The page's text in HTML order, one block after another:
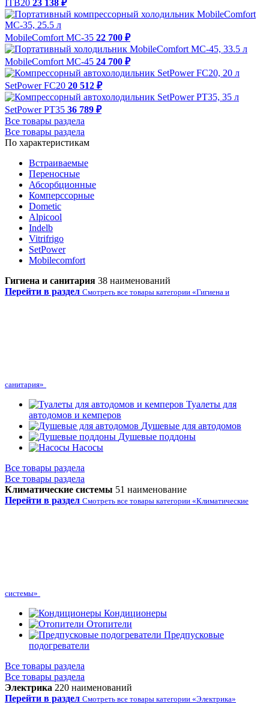
ITB20 23 138 ₽
MobileComfort MC-35 22 700 ₽
MobileComfort MC-45 24 700 ₽
SetPower FC20 20 512 ₽
SetPower PT35 36 789 ₽
Все товары раздела
Все товары раздела
По характеристикам
Встраиваемые
Переносные
Абсорбционные
Комперссорные
Dometic
Alpicool
Indelb
Vitrifrigo
SetPower
Mobilecomfort
Гигиена и санитария 38 наименований
Перейти в раздел Смотреть все товары категории «Гигиена и
санитария»
Туалеты для
автодомов и кемперов
Душевые для автодомов
Душевые поддоны
Насосы
Все товары раздела
Все товары раздела
Климатические системы 51 наименование
Перейти в раздел Смотреть все товары категории «Климатические
системы»
Кондиционеры
Отопители
Предпусковые
подогреватели
Все товары раздела
Все товары раздела
Электрика 220 наименований
Перейти в раздел Смотреть все товары категории «Электрика»